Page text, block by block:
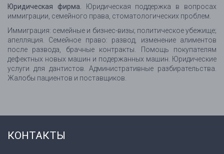
Юридическая фирма.
Юридическая поддержка в вопросах
иммиграции, семейного права, стоматологических проблем.
Иммиграция: семейные и бизнес-визы; политическое убежище;
апелляция. Семейное право: развод, изменение алиментов
после развода, брачные контракты. Помощь покупателям
дефектных новых машин и подержанных машин. Юридические
услуги для дантистов. Административные разбирательства.
Жалобы пациентов и поставщиков.
КОНТАКТЫ